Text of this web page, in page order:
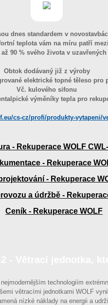
dnes standardem v
teplota vám na míru patří
90 % svého života v
Obtok dodávaný již z výroby
elektrické topné těleso pro
Vč. kulového sifonu
výměníky tepla pro
cs-cz/profi/produkty-vytapeni/
- Rekuperace WOLF
- Rekuperace
- Rekuperace
a údržbě -
Ceník - Rekuperace WOLF
technologiím
větracími jednotkami WOLF
nízké náklady na energii a